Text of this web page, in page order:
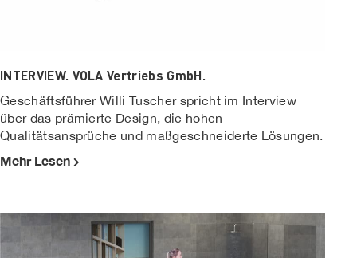
INTERVIEW. VOLA Vertriebs GmbH.
Geschäftsführer Willi Tuscher spricht im Interview
über das prämierte Design, die hohen
Qualitätsansprüche und maßgeschneiderte Lösungen.
Mehr Lesen